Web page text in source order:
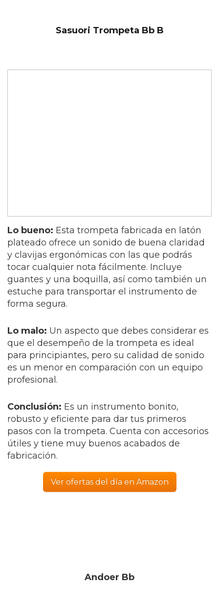
‎Sasuori Trompeta Bb B
Lo bueno: Esta trompeta fabricada en latón
plateado ofrece un sonido de buena claridad
y clavijas ergonómicas con las que podrás
tocar cualquier nota fácilmente. Incluye
guantes y una boquilla, así como también un
estuche para transportar el instrumento de
forma segura.
Lo malo: Un aspecto que debes considerar es
que el desempeño de la trompeta es ideal
para principiantes, pero su calidad de sonido
es un menor en comparación con un equipo
profesional.
Conclusión: Es un instrumento bonito,
robusto y eficiente para dar tus primeros
pasos con la trompeta. Cuenta con accesorios
útiles y tiene muy buenos acabados de
fabricación.
Ver ofertas del día en Amazon
Andoer Bb